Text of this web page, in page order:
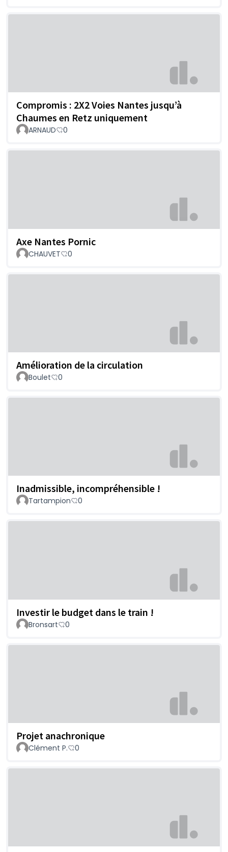
Compromis : 2X2 Voies Nantes jusqu’à
Chaumes en Retz uniquement
ARNAUD 0
Axe Nantes Pornic
CHAUVET 0
Amélioration de la circulation
Boulet 0
Inadmissible, incompréhensible !
Tartampion 0
Investir le budget dans le train !
Bronsart 0
Projet anachronique
Clément P. 0